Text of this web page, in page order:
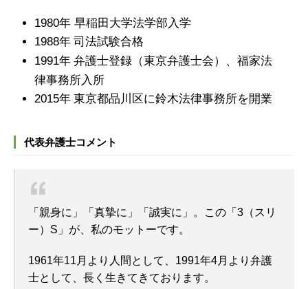
1980年 早稲田大学法学部入学
1988年 司法試験合格
1991年 弁護士登録（東京弁護士会）、福家法
律事務所入所
2015年 東京都品川区に鈴木法律事務所を開業
代表弁護士コメント
「親身に」「真摯に」「誠実に」。この「3（スリ
ー）S」が、私のモットーです。
1961年11月より人間として、1991年4月より弁護
士として、長く生きてきております。